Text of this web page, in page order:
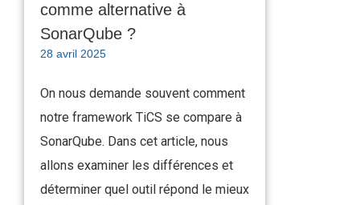
comme alternative à
SonarQube ?
28 avril 2025
On nous demande souvent comment
notre framework TiCS se compare à
SonarQube. Dans cet article, nous
allons examiner les différences et
déterminer quel outil répond le mieux